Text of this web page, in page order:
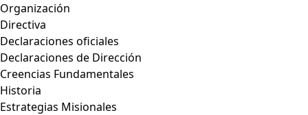
Organización
Directiva
Declaraciones oficiales
Declaraciones de Dirección
Creencias Fundamentales
Historia
Estrategias Misionales